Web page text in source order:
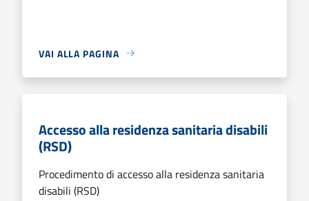
VAI ALLA PAGINA
Accesso alla residenza sanitaria disabili
(RSD)
Procedimento di accesso alla residenza sanitaria
disabili (RSD)